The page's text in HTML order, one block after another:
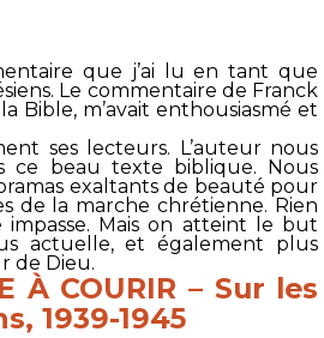
que j’ai lu en tant que
Le commentaire de Franck
Bible, m’avait enthousiasmé et
ses lecteurs. L’auteur nous
ce beau texte biblique. Nous
exaltants de beauté pour
de la marche chrétienne. Rien
Mais on atteint le but
actuelle, et également plus
de Dieu.
À COURIR – Sur les
1939-1945